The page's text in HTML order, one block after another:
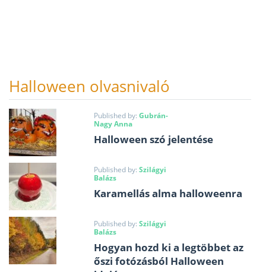
Halloween olvasnivaló
Published by: Gubrán-
Nagy Anna
Halloween szó jelentése
Published by: Szilágyi
Balázs
Karamellás alma halloweenra
Published by: Szilágyi
Balázs
Hogyan hozd ki a legtöbbet az
őszi fotózásból Halloween